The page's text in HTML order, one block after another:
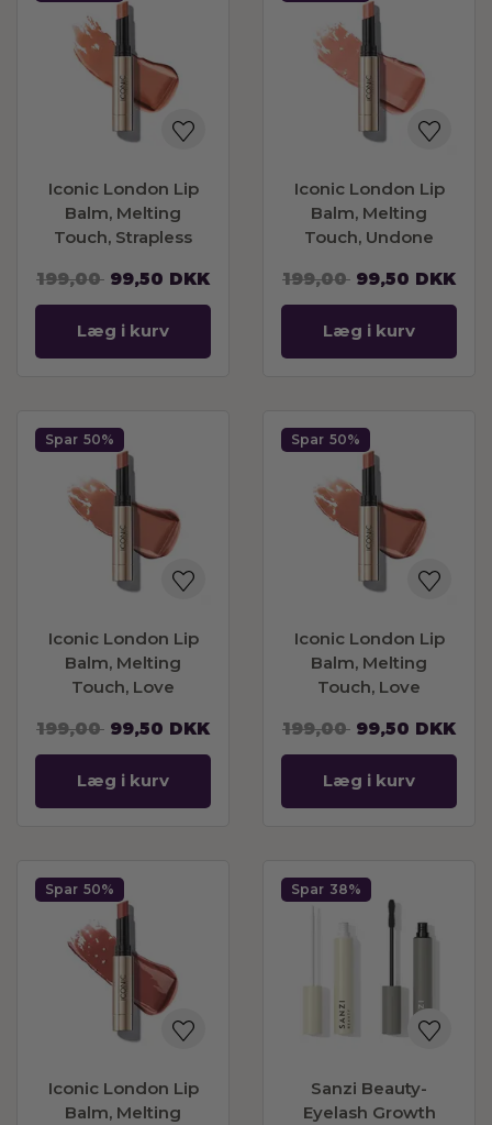
Iconic London Lip
Balm, Melting
Touch, Strapless
199,00 99,50 DKK
Læg i kurv
Iconic London Lip
Balm, Melting
Touch, Undone
199,00 99,50 DKK
Læg i kurv
Spar 50%
Iconic London Lip
Balm, Melting
Touch, Love
199,00 99,50 DKK
Læg i kurv
Spar 50%
Iconic London Lip
Balm, Melting
Touch, Love
199,00 99,50 DKK
Læg i kurv
Spar 50%
Iconic London Lip
Balm, Melting
Spar 38%
Sanzi Beauty-
Eyelash Growth